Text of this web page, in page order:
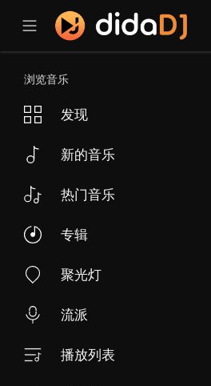
浏览音乐
发现
新的音乐
热门音乐
专辑
聚光灯
流派
播放列表